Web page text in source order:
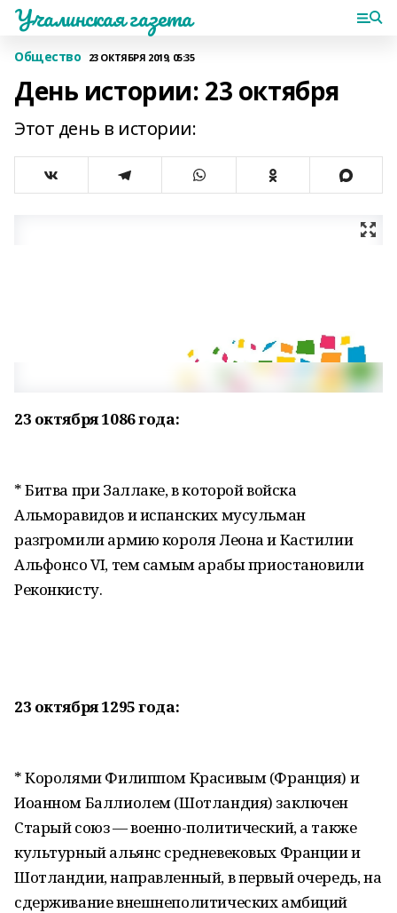
Учалинская газета
Общество 23 ОКТЯБРЯ 2019, 05:35
День истории: 23 октября
Этот день в истории:
23 октября 1086 года:
* Битва при Заллаке, в которой войска
Альморавидов и испанских мусульман
разгромили армию короля Леона и Кастилии
Альфонсо VI, тем самым арабы приостановили
Реконкисту.
23 октября 1295 года:
* Королями Филиппом Красивым (Франция) и
Иоанном Баллиолем (Шотландия) заключен
Старый союз — военно-политический, а также
культурный альянс средневековых Франции и
Шотландии, направленный, в первый очередь, на
сдерживание внешнеполитических амбиций